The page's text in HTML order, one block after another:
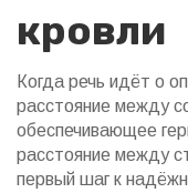
кровли
Когда речь идёт о
расстояние между
обеспечивающее
расстояние между
первый шаг к